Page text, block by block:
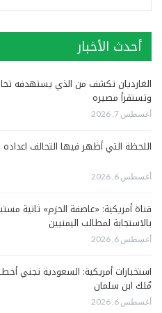
أحدث الأخبار
الغارديان تكشف من الذي يستهدفه
وتستقرأ مصيره
أغسطس 7, 2026
اللحظة التي أظهر فيها التحالف
أغسطس 6, 2026
قناة أمريكية: «عاصفة الحزم» ثانية
بالاستجابة لمطالب اليمنيين
أغسطس 6, 2026
استخبارات أمريكية: السعودية تجني
مُلك ابن سلمان
أغسطس 6, 2026